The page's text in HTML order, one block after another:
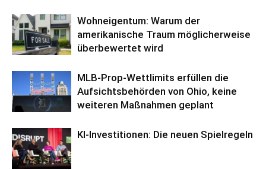
Wohneigentum: Warum der
amerikanische Traum möglicherweise
überbewertet wird
MLB-Prop-Wettlimits erfüllen die
Aufsichtsbehörden von Ohio, keine
weiteren Maßnahmen geplant
KI-Investitionen: Die neuen Spielregeln